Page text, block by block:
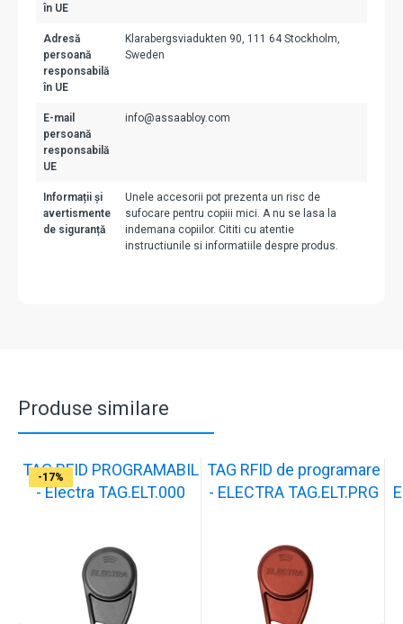
în UE
Adresă
persoană
responsabilă
în UE
Klarabergsviadukten 90, 111 64 Stockholm,
Sweden
E-mail
persoană
responsabilă
UE
info@assaabloy.com
Informații și
avertismente
de siguranță
Unele accesorii pot prezenta un risc de
sufocare pentru copiii mici. A nu se lasa la
indemana copiilor. Cititi cu atentie
instructiunile si informatiile despre produs.
Produse similare
-17%
TAG RFID PROGRAMABIL
- Electra TAG.ELT.000
-17%
TAG RFID de programare
- ELECTRA TAG.ELT.PRG
-17%
-37%
-17%
-17%
-17%
-17%
-17%
-17%